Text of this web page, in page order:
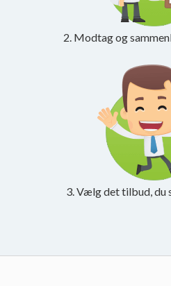
2. Modtag og
3. Vælg det tilbud, du